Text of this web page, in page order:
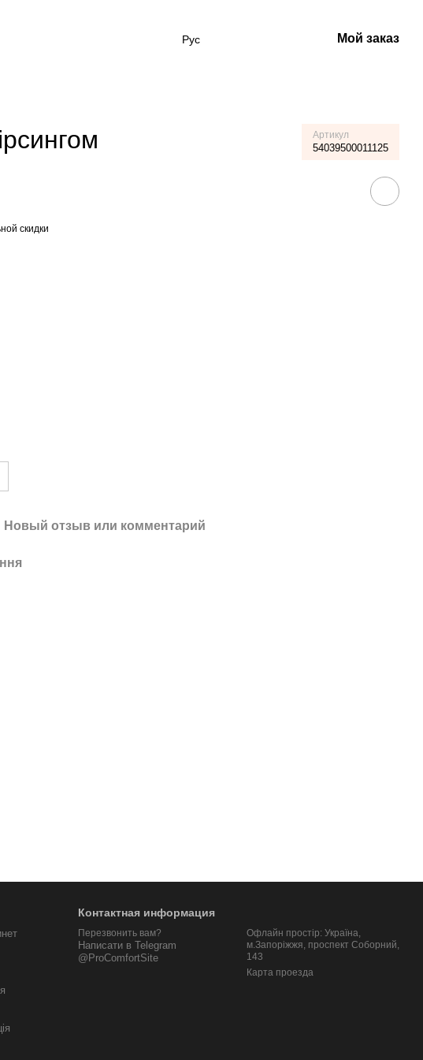
Рус Мой заказ
Артикул
54039500011125
скидки
Новый отзыв или комментарий
Контактная информация
Перезвонить вам?
Написати в Telegram
@ProComfortSite
Офлайн простір: Україна,
м.Запоріжжя, проспект Соборний,
143
Карта проезда